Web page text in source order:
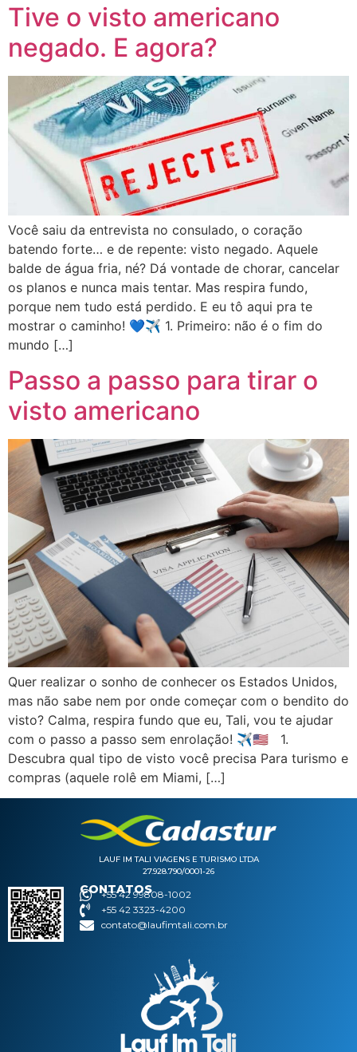
Tive o visto americano
negado. E agora?
Você saiu da entrevista no consulado, o coração
batendo forte… e de repente: visto negado. Aquele
balde de água fria, né? Dá vontade de chorar, cancelar
os planos e nunca mais tentar. Mas respira fundo,
porque nem tudo está perdido. E eu tô aqui pra te
mostrar o caminho! 💙✈️ 1. Primeiro: não é o fim do
mundo […]
Passo a passo para tirar o
visto americano
Quer realizar o sonho de conhecer os Estados Unidos,
mas não sabe nem por onde começar com o bendito do
visto? Calma, respira fundo que eu, Tali, vou te ajudar
com o passo a passo sem enrolação! ✈️🇺🇸 1.
Descubra qual tipo de visto você precisa Para turismo e
compras (aquele rolê em Miami, […]
LAUF IM TALI VIAGENS E TURISMO LTDA
27.928.790/0001-26
CONTATOS
+55 42 99808-1002
+55 42 3323-4200
contato@laufimtali.com.br